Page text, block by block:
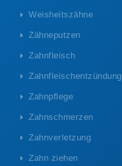
Weisheitszähne
Zähneputzen
Zahnfleisch
Zahnfleischentzündung
Zahnpflege
Zahnschmerzen
Zahnverletzung
Zahn ziehen